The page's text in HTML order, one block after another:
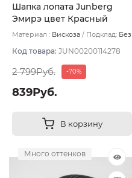
Шапка лопата Junberg
Эмирэ цвет Красный
Материал : Вискоза Подклад: Без
Код товара: JUN00200114278
2 799Руб. -70%
839Руб.
В корзину
Много оттенков